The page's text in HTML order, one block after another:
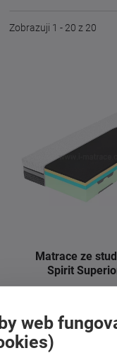
Zobrazuji 1 - 20 z 20
Matrace ze
Spirit
Skladem > 5 ks
web